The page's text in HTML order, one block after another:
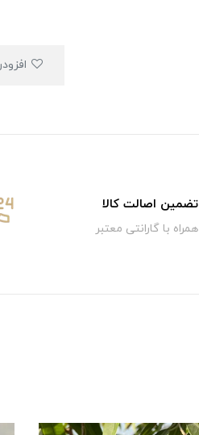
تضمین اصالت کالا
همراه با گارانتی معتبر